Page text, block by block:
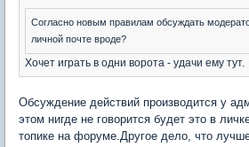
Согласно новым правилам обсуждать
личной почте вроде?
Хочет играть в одни ворота - удачи ему тут.
Обсуждение действий производится у
этом нигде не говорится будет это в
топике на форуме.Другое дело, что